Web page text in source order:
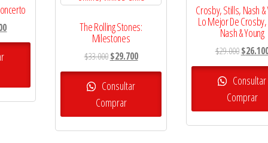
El
precio
$29.700.
The Rolling Stones:
Milestones
$33.000 El
precio
original
era:
$33.000.
$29.700El
precio
$29.700.
Consultar
Comprar
Crosby, Stills, Nash &
Lo Mejor De
Nash & Young
$29.000 El
precio
original
era:
$29.000.
$
Consultar
Comprar